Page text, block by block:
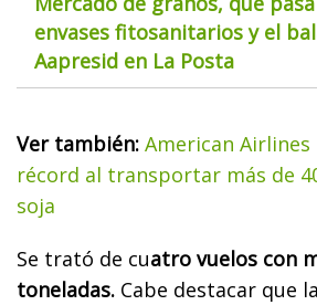
envases fitosanitarios y el
Aapresid en La Posta
Ver también: American
récord al transportar más de
soja
Se trató de cuatro vuelos con
toneladas. Cabe destacar que